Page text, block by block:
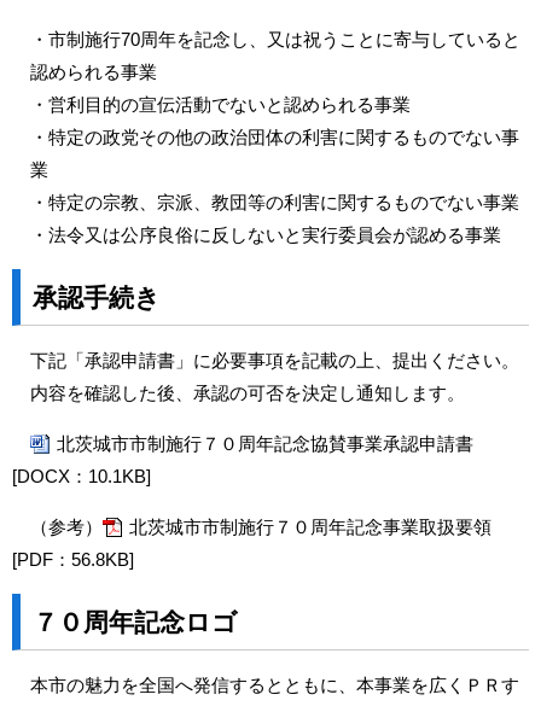
・市制施行70周年を記念し、又は祝うことに寄与していると
認められる事業
・営利目的の宣伝活動でないと認められる事業
・特定の政党その他の政治団体の利害に関するものでない事
業
・特定の宗教、宗派、教団等の利害に関するものでない事業
・法令又は公序良俗に反しないと実行委員会が認める事業
承認手続き
下記「承認申請書」に必要事項を記載の上、提出ください。
内容を確認した後、承認の可否を決定し通知します。
北茨城市市制施行７０周年記念協賛事業承認申請書
[DOCX：10.1KB]
（参考）
北茨城市市制施行７０周年記念事業取扱要領
[PDF：56.8KB]
７０周年記念ロゴ
本市の魅力を全国へ発信するとともに、本事業を広くＰＲす